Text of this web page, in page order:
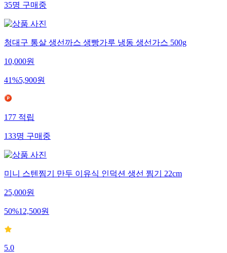
35명 구매중
청대구 통살 생선까스 생빵가루 냉동 생선가스 500g
10,000원
41%5,900원
177 적립
133명 구매중
미니 스텐찜기 만두 이유식 인덕션 생선 찜기 22cm
25,000원
50%12,500원
5.0